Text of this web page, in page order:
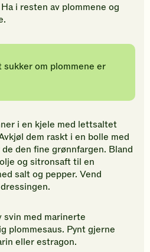
i resten av plommene og
om plommene er
i en kjele med lettsaltet
dem raskt i en bolle med
den fine grønnfargen. Bland
og sitronsaft til en
salt og pepper. Vend
med marinerte
plommesaus. Pynt gjerne
eller estragon.